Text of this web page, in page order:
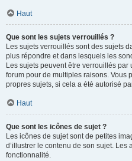
Haut
Que sont les sujets verrouillés ?
Les sujets verrouillés sont des sujets
plus répondre et dans lesquels les
Les sujets peuvent être verrouillés
forum pour de multiples raisons. Vous
propres sujets, si cela a été autorisé
Haut
Que sont les icônes de sujet ?
Les icônes de sujet sont de petites
d’illustrer le contenu de son sujet. Les
fonctionnalité.